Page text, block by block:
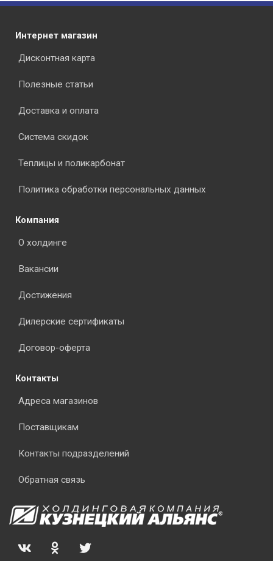
Интернет магазин
Дисконтная карта
Полезные статьи
Доставка и оплата
Система скидок
Теплицы и поликарбонат
Политика обработки персональных данных
Компания
О холдинге
Вакансии
Достижения
Дилерские сертификаты
Договор-оферта
Контакты
Адреса магазинов
Поставщикам
Контакты подразделений
Обратная связь